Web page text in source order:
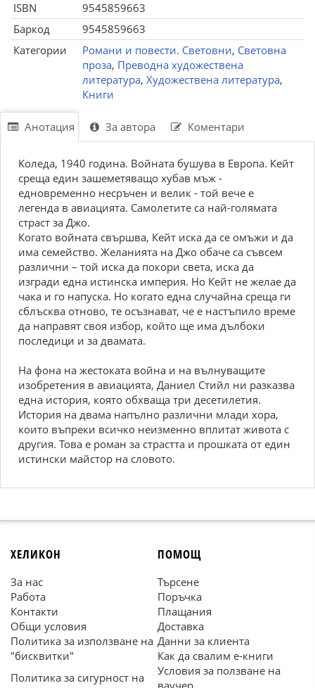
ISBN
9545859663
Баркод
9545859663
Категории
Романи и повести. Световни, Световна
проза, Преводна художествена
литература, Художествена литература,
Книги
Анотация За автора Коментари
Коледа, 1940 година. Войната бушува в Европа. Кейт
среща един зашеметяващо хубав мъж -
едновременно несръчен и велик - той вече е
легенда в авиацията. Самолетите са най-голямата
страст за Джо.
Когато войната свършва, Кейт иска да се омъжи и да
има семейство. Желанията на Джо обаче са съвсем
различни – той иска да покори света, иска да
изгради една истинска империя. Но Кейт не желае да
чака и го напуска. Но когато една случайна среща ги
сблъсква отново, те осъзнават, че е настъпило време
да направят своя избор, който ще има дълбоки
последици и за двамата.
На фона на жестоката война и на вълнуващите
изобретения в авиацията, Даниел Стийл ни разказва
една история, която обхваща три десетилетия.
История на двама напълно различни млади хора,
които въпреки всичко неизменно вплитат живота с
другия. Това е роман за страстта и прошката от един
истински майстор на словото.
ХЕЛИКОН
За нас
Работа
Контакти
Общи условия
Политика за използване на
"бисквитки"
Политика за сигурност на
ПОМОЩ
Търсене
Поръчка
Плащания
Доставка
Данни за клиента
Как да свалим е-книги
Условия за ползване на
ваучер